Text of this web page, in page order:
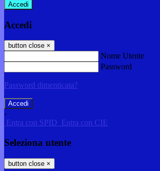
Accedi
Accedi
button close ×
Nome Utente
Password
Password dimenticata?
-
Entra con SPID Entra con CIE
Seleziona utente
button close ×